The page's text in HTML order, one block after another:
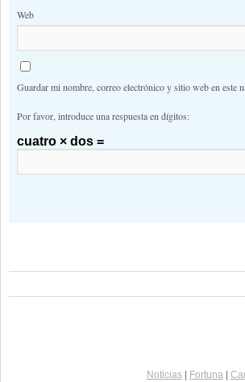
Web
Guardar mi nombre, correo electrónico y sitio web en este
Por favor, introduce una respuesta en dígitos:
cuatro × dos =
Noticias| Fortuna|